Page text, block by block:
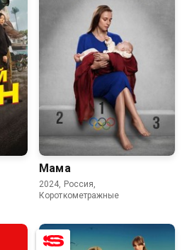
7.6
Мама
2024, Россия,
Короткометражные